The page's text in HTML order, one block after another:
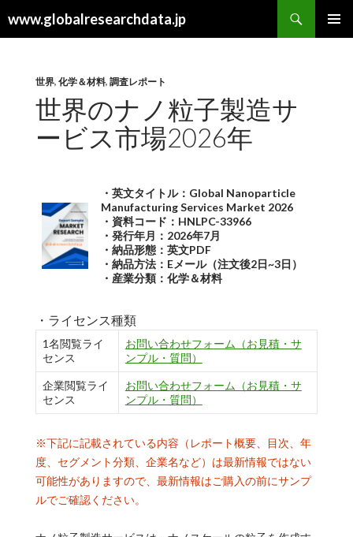
www.globalresearchdata.jp
索
世界, 化学＆材料, 調査レポート
世界のナノ粒子製造サ
ービス市場2026年
・英文タイトル：Global Nanoparticle
Manufacturing Services Market 2026
・資料コード：HNLPC-33966
・発行年月：2026年7月
・納品形態：英文PDF
・納品方法：Eメール（注文後2日~3日）
・産業分類：化学＆材料
・ライセンス種類
1名閲覧ライ
センス
お問い合わせフォーム（お見積・サ
ンプル・質問）
企業閲覧ライ
センス
お問い合わせフォーム（お見積・サ
ンプル・質問）
※下記に記載されている内容（レポート概要、目次、年
度、セグメント分類、企業名など）は最新情報ではない
可能性がありますので、最新情報はご購入の前にサンプ
ルでご確認ください。